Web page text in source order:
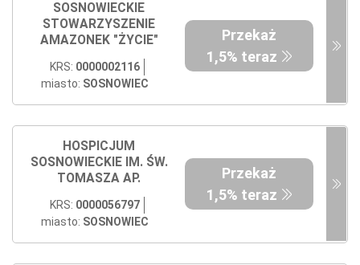
SOSNOWIECKIE
STOWARZYSZENIE
AMAZONEK "ŻYCIE"
KRS: 0000002116
miasto: SOSNOWIEC
Przekaż
1,5% teraz
HOSPICJUM
SOSNOWIECKIE IM. ŚW.
TOMASZA AP.
KRS: 0000056797
miasto: SOSNOWIEC
Przekaż
1,5% teraz